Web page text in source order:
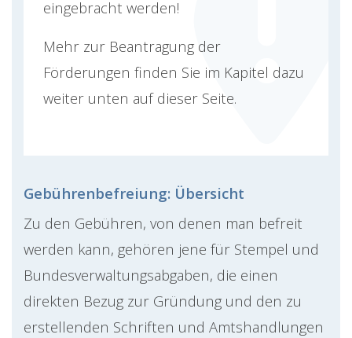
eingebracht werden!
Mehr zur Beantragung der
Förderungen finden Sie im Kapitel dazu
weiter unten auf dieser Seite.
Gebührenbefreiung: Übersicht
Zu den Gebühren, von denen man befreit
werden kann, gehören jene für Stempel und
Bundesverwaltungsabgaben, die einen
direkten Bezug zur Gründung und den zu
erstellenden Schriften und Amtshandlungen